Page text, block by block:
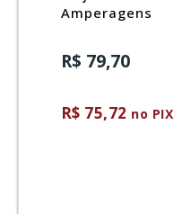
Amperagens
R$ 79,70
R$ 75,72 no PIX